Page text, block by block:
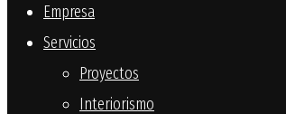
Empresa
Servicios
Proyectos
Interiorismo